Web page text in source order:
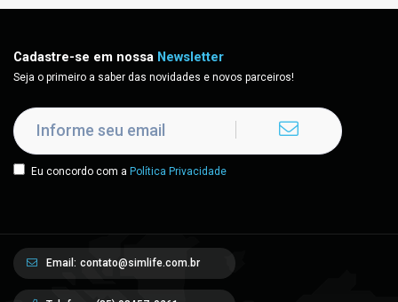
Cadastre-se em nossa Newsletter
Seja o primeiro a saber das novidades e novos parceiros!
Eu concordo com a Política Privacidade
Email: contato@simlife.com.br